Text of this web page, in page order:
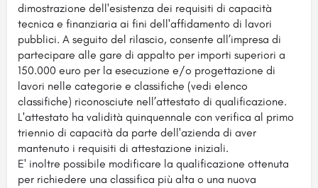
dimostrazione dell'esistenza dei requisiti di capacità
tecnica e finanziaria ai fini dell'affidamento di lavori
pubblici. A seguito del rilascio, consente all’impresa di
partecipare alle gare di appalto per importi superiori a
150.000 euro per la esecuzione e/o progettazione di
lavori nelle categorie e classifiche (vedi elenco
classifiche) riconosciute nell’attestato di qualificazione.
L'attestato ha validità quinquennale con verifica al primo
triennio di capacità da parte dell'azienda di aver
mantenuto i requisiti di attestazione iniziali.
E' inoltre possibile modificare la qualificazione ottenuta
per richiedere una classifica più alta o una nuova